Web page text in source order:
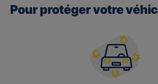
Pour protéger votre